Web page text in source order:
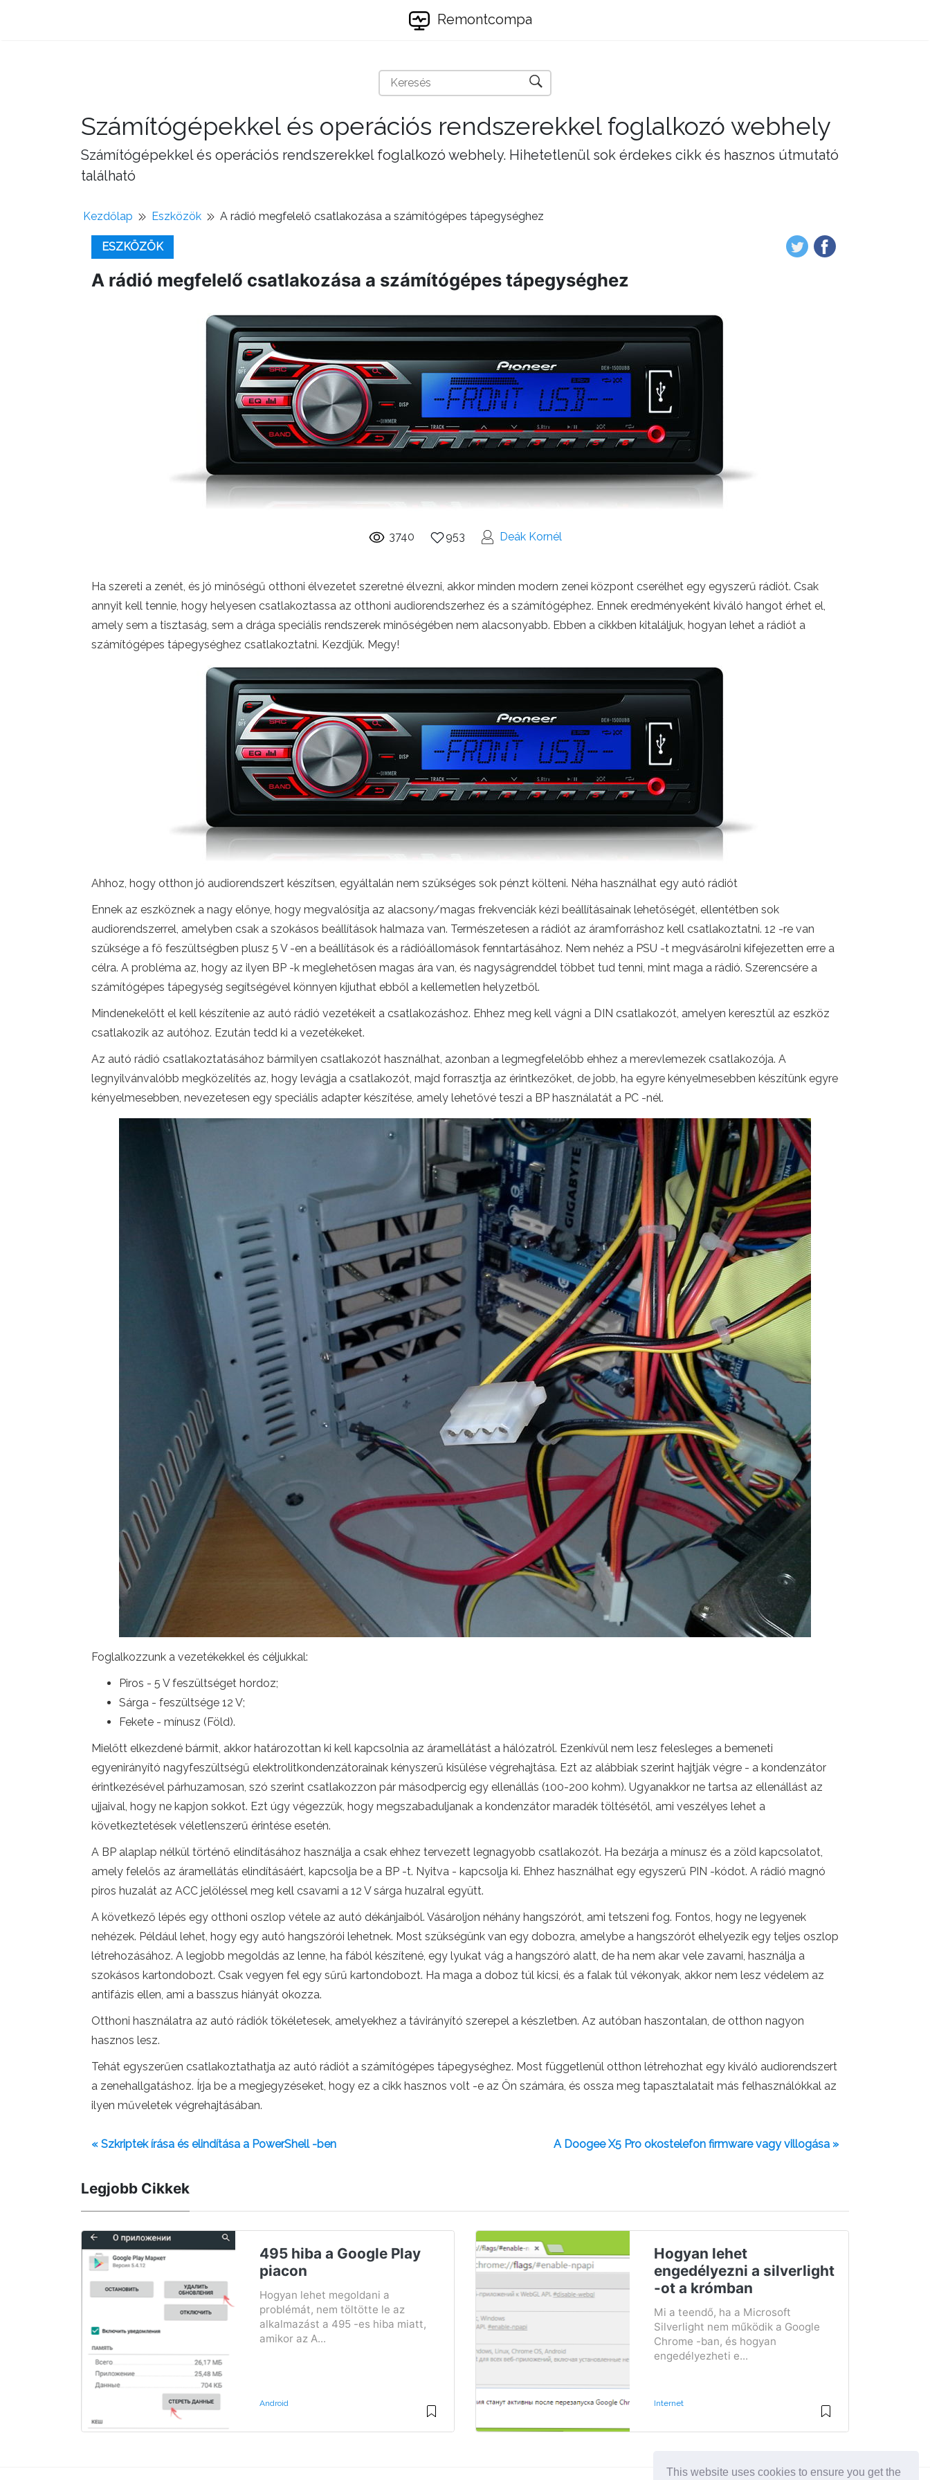
This website uses cookies to ensure you get the
Remontcompa
Számítógépekkel és operációs rendszerekkel foglalkozó webhely
Számítógépekkel és operációs rendszerekkel foglalkozó webhely. Hihetetlenül sok érdekes cikk és hasznos útmutató
található
Kezdőlap Eszközök A rádió megfelelő csatlakozása a számítógépes tápegységhez
ESZKÖZÖK
A rádió megfelelő csatlakozása a számítógépes tápegységhez
3740 953 Deák Kornél
Ha szereti a zenét, és jó minőségű otthoni élvezetet szeretné élvezni, akkor minden modern zenei központ cserélhet egy egyszerű rádiót. Csak
annyit kell tennie, hogy helyesen csatlakoztassa az otthoni audiorendszerhez és a számítógéphez. Ennek eredményeként kiváló hangot érhet el,
amely sem a tisztaság, sem a drága speciális rendszerek minőségében nem alacsonyabb. Ebben a cikkben kitaláljuk, hogyan lehet a rádiót a
számítógépes tápegységhez csatlakoztatni. Kezdjük. Megy!
Ahhoz, hogy otthon jó audiorendszert készítsen, egyáltalán nem szükséges sok pénzt költeni. Néha használhat egy autó rádiót
Ennek az eszköznek a nagy előnye, hogy megvalósítja az alacsony/magas frekvenciák kézi beállításainak lehetőségét, ellentétben sok
audiorendszerrel, amelyben csak a szokásos beállítások halmaza van. Természetesen a rádiót az áramforráshoz kell csatlakoztatni. 12 -re van
szüksége a fő feszültségben plusz 5 V -en a beállítások és a rádióállomások fenntartásához. Nem nehéz a PSU -t megvásárolni kifejezetten erre a
célra. A probléma az, hogy az ilyen BP -k meglehetősen magas ára van, és nagyságrenddel többet tud tenni, mint maga a rádió. Szerencsére a
számítógépes tápegység segítségével könnyen kijuthat ebből a kellemetlen helyzetből.
Mindenekelőtt el kell készítenie az autó rádió vezetékeit a csatlakozáshoz. Ehhez meg kell vágni a DIN csatlakozót, amelyen keresztül az eszköz
csatlakozik az autóhoz. Ezután tedd ki a vezetékeket.
Az autó rádió csatlakoztatásához bármilyen csatlakozót használhat, azonban a legmegfelelőbb ehhez a merevlemezek csatlakozója. A
legnyilvánvalóbb megközelítés az, hogy levágja a csatlakozót, majd forrasztja az érintkezőket, de jobb, ha egyre kényelmesebben készítünk egyre
kényelmesebben, nevezetesen egy speciális adapter készítése, amely lehetővé teszi a BP használatát a PC -nél.
Foglalkozzunk a vezetékekkel és céljukkal:
Piros - 5 V feszültséget hordoz;
Sárga - feszültsége 12 V;
Fekete - mínusz (Föld).
Mielőtt elkezdené bármit, akkor határozottan ki kell kapcsolnia az áramellátást a hálózatról. Ezenkívül nem lesz felesleges a bemeneti
egyenirányító nagyfeszültségű elektrolitkondenzátorainak kényszerű kisülése végrehajtása. Ezt az alábbiak szerint hajtják végre - a kondenzátor
érintkezésével párhuzamosan, szó szerint csatlakozzon pár másodpercig egy ellenállás (100-200 kohm). Ugyanakkor ne tartsa az ellenállást az
ujjaival, hogy ne kapjon sokkot. Ezt úgy végezzük, hogy megszabaduljanak a kondenzátor maradék töltésétől, ami veszélyes lehet a
következtetések véletlenszerű érintése esetén.
A BP alaplap nélkül történő elindításához használja a csak ehhez tervezett legnagyobb csatlakozót. Ha bezárja a mínusz és a zöld kapcsolatot,
amely felelős az áramellátás elindításáért, kapcsolja be a BP -t. Nyitva - kapcsolja ki. Ehhez használhat egy egyszerű PIN -kódot. A rádió magnó
piros huzalát az ACC jelöléssel meg kell csavarni a 12 V sárga huzalral együtt.
A következő lépés egy otthoni oszlop vétele az autó dékánjaiból. Vásároljon néhány hangszórót, ami tetszeni fog. Fontos, hogy ne legyenek
nehézek. Például lehet, hogy egy autó hangszórói lehetnek. Most szükségünk van egy dobozra, amelybe a hangszórót elhelyezik egy teljes oszlop
létrehozásához. A legjobb megoldás az lenne, ha fából készítené, egy lyukat vág a hangszóró alatt, de ha nem akar vele zavarni, használja a
szokásos kartondobozt. Csak vegyen fel egy sűrű kartondobozt. Ha maga a doboz túl kicsi, és a falak túl vékonyak, akkor nem lesz védelem az
antifázis ellen, ami a basszus hiányát okozza.
Otthoni használatra az autó rádiók tökéletesek, amelyekhez a távirányító szerepel a készletben. Az autóban haszontalan, de otthon nagyon
hasznos lesz.
Tehát egyszerűen csatlakoztathatja az autó rádiót a számítógépes tápegységhez. Most függetlenül otthon létrehozhat egy kiváló audiorendszert
a zenehallgatáshoz. Írja be a megjegyzéseket, hogy ez a cikk hasznos volt -e az Ön számára, és ossza meg tapasztalatait más felhasználókkal az
ilyen műveletek végrehajtásában.
« Szkriptek írása és elindítása a PowerShell -ben A Doogee X5 Pro okostelefon firmware vagy villogása »
Legjobb Cikkek
495 hiba a Google Play
piacon
Hogyan lehet megoldani a
problémát, nem töltötte le az
alkalmazást a 495 -es hiba miatt,
amikor az A...
Android
Hogyan lehet
engedélyezni a silverlight
-ot a krómban
Mi a teendő, ha a Microsoft
Silverlight nem működik a Google
Chrome -ban, és hogyan
engedélyezheti e...
Internet